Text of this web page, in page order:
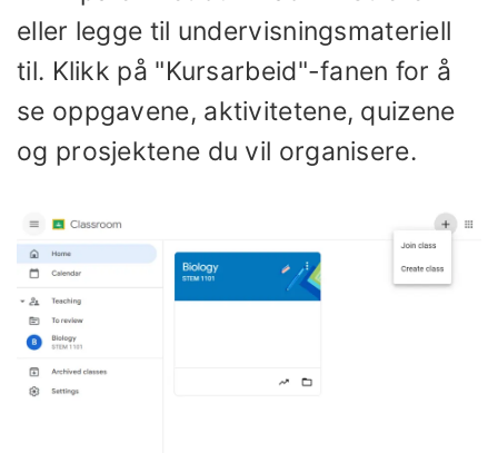
eller legge til undervisningsmateriell
til. Klikk på "Kursarbeid"-fanen for å
se oppgavene, aktivitetene, quizene
og prosjektene du vil organisere.